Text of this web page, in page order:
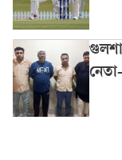
নেতা-